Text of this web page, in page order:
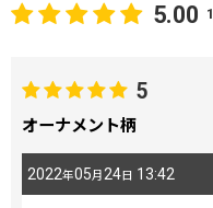
5.00 1
5
オーナメント柄
2022年05月 24 日 13:42